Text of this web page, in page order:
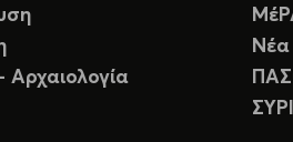
Αρχαιολογία